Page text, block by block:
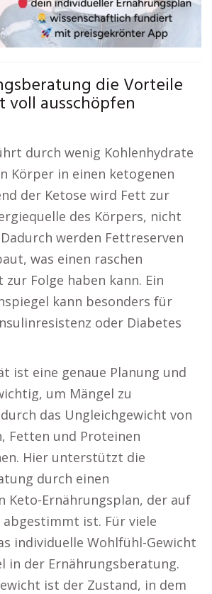
die Vorteile
voll ausschöpfen
durch wenig Kohlenhydrate
Körper in einen ketogenen
der Ketose wird Fett zur
des Körpers, nicht
werden Fettreserven
was einen raschen
Folge haben kann. Ein
kann besonders für
oder Diabetes
ist eine genaue Planung und
um Mängel zu
das Ungleichgewicht von
Fetten und Proteinen
Hier unterstützt die
durch einen
Keto-Ernährungsplan, der auf
abgestimmt ist. Für viele
individuelle Wohlfühl-Gewicht
in der Ernährungsberatung.
ist der Zustand, in dem